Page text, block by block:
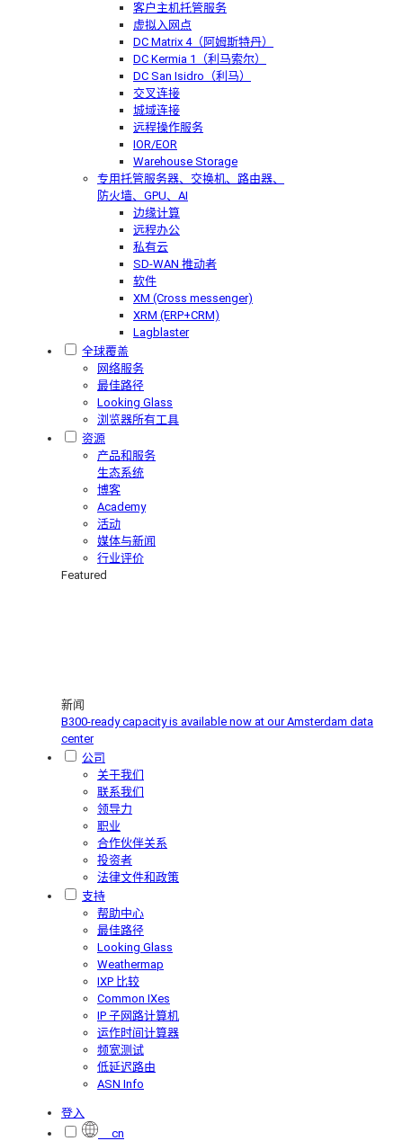
客户主机托管服务
虚拟入网点
DC Matrix 4（阿姆斯特丹）
DC Kermia 1（利马索尔）
DC San Isidro（利马）
交叉连接
城域连接
远程操作服务
IOR/EOR
Warehouse Storage
专用托管服务器、交换机、路由器、
防火墙、GPU、AI
边缘计算
远程办公
私有云
SD-WAN 推动者
软件
XM (Cross messenger)
XRM (ERP+CRM)
Lagblaster
全球覆盖
网络服务
最佳路径
Looking Glass
浏览器所有工具
资源
产品和服务
生态系统
博客
Academy
活动
媒体与新闻
行业评价
Featured
新闻
B300-ready capacity is available now at our Amsterdam data
center
公司
关于我们
联系我们
领导力
职业
合作伙伴关系
投资者
法律文件和政策
支持
帮助中心
最佳路径
Looking Glass
Weathermap
IXP 比较
Common IXes
IP 子网路计算机
运作时间计算器
频宽测试
低延迟路由
ASN Info
登入
cn